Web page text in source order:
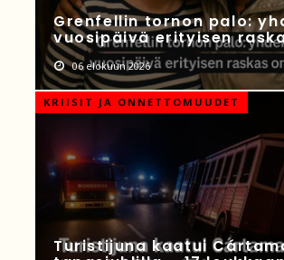
Grenfellin tornon palo:
vuosipäivä erityisen
06 elokuun 2026
KRIISIT JA ONNETTOMUUDET
Turistijuna kaatui